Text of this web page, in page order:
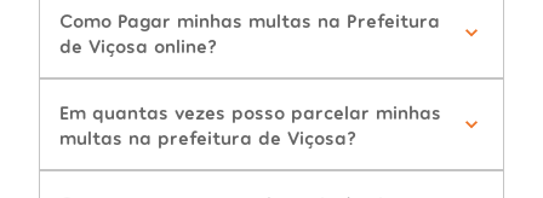
Como Pagar minhas multas na Prefeitura
de Viçosa online?
Em quantas vezes posso parcelar minhas
multas na prefeitura de Viçosa?